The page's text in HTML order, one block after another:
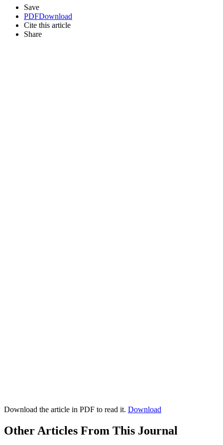
Save
PDFDownload
Cite this article
Share
Download the article in PDF to read it. Download
Other Articles From This Journal